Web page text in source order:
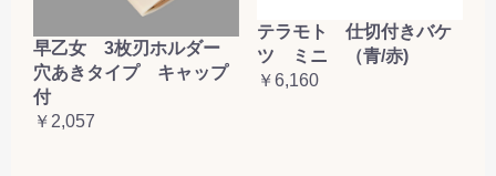
早乙女 3枚刃ホルダー
穴あきタイプ キャップ
付
￥2,057
テラモト 仕切付きバケ
ツ ミニ （青/赤)
￥6,160